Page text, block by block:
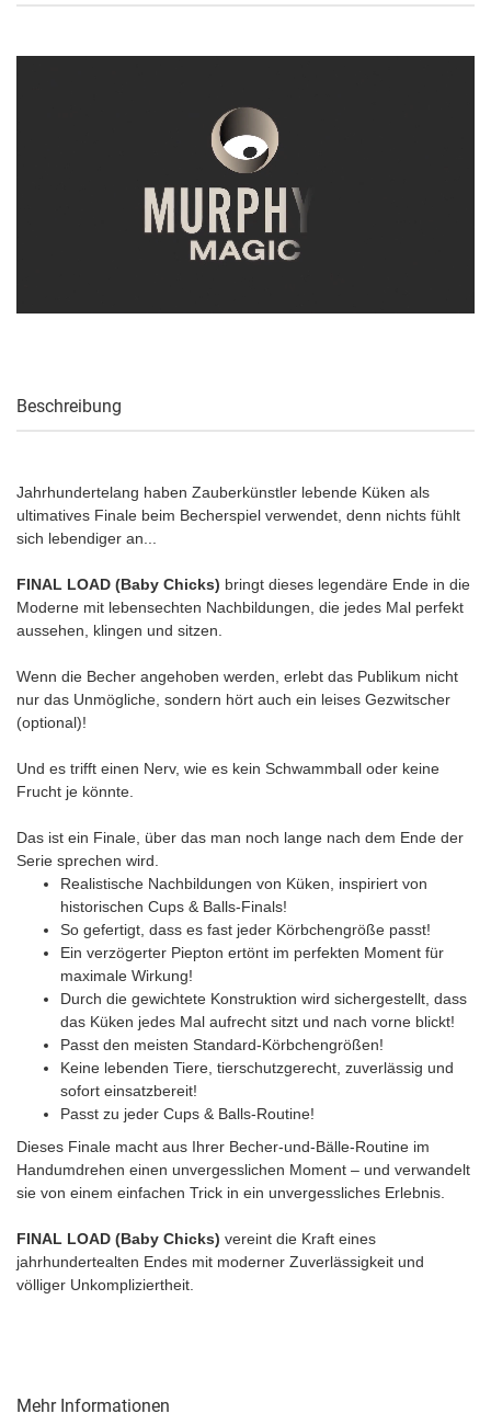
Beschreibung
Jahrhundertelang haben Zauberkünstler lebende Küken als
ultimatives Finale beim Becherspiel verwendet, denn nichts fühlt
sich lebendiger an...
FINAL LOAD (Baby Chicks) bringt dieses legendäre Ende in die
Moderne mit lebensechten Nachbildungen, die jedes Mal perfekt
aussehen, klingen und sitzen.
Wenn die Becher angehoben werden, erlebt das Publikum nicht
nur das Unmögliche, sondern hört auch ein leises Gezwitscher
(optional)!
Und es trifft einen Nerv, wie es kein Schwammball oder keine
Frucht je könnte.
Das ist ein Finale, über das man noch lange nach dem Ende der
Serie sprechen wird.
Realistische Nachbildungen von Küken, inspiriert von
historischen Cups & Balls-Finals!
So gefertigt, dass es fast jeder Körbchengröße passt!
Ein verzögerter Piepton ertönt im perfekten Moment für
maximale Wirkung!
Durch die gewichtete Konstruktion wird sichergestellt, dass
das Küken jedes Mal aufrecht sitzt und nach vorne blickt!
Passt den meisten Standard-Körbchengrößen!
Keine lebenden Tiere, tierschutzgerecht, zuverlässig und
sofort einsatzbereit!
Passt zu jeder Cups & Balls-Routine!
Dieses Finale macht aus Ihrer Becher-und-Bälle-Routine im
Handumdrehen einen unvergesslichen Moment – und verwandelt
sie von einem einfachen Trick in ein unvergessliches Erlebnis.
FINAL LOAD (Baby Chicks) vereint die Kraft eines
jahrhundertealten Endes mit moderner Zuverlässigkeit und
völliger Unkompliziertheit.
Mehr Informationen